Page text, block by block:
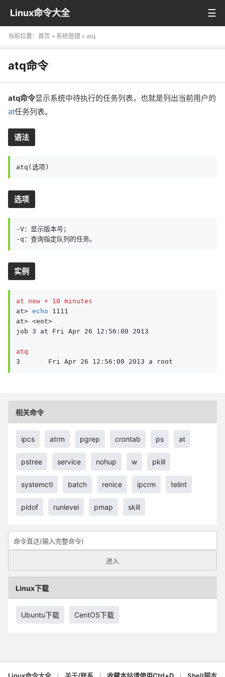
Linux命令大全
当前位置： 首页 » 系统管理 » atq
atq命令
atq命令显示系统中待执行的任务列表，也就是列出当前用户的
at任务列表。
语法
atq(选项)
选项
-V：显示版本号；
-q：查询指定队列的任务。
实例
at now + 10 minutes
at> echo 1111
at> <eot>
job 3 at Fri Apr 26 12:56:00 2013
atq
3       Fri Apr 26 12:56:00 2013 a root
相关命令
ipcs atrm pgrep crontab ps at
pstree service nohup w pkill
systemctl batch renice ipcrm telint
pidof runlevel pmap skill
Linux下载
Ubuntu下载 CentOS下载